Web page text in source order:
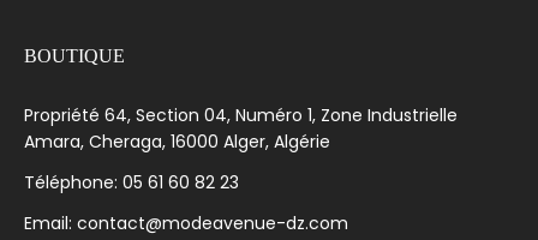
BOUTIQUE
Propriété 64, Section 04, Numéro 1, Zone Industrielle
Amara, Cheraga, 16000 Alger, Algérie
Téléphone: 05 61 60 82 23
Email: contact@modeavenue-dz.com